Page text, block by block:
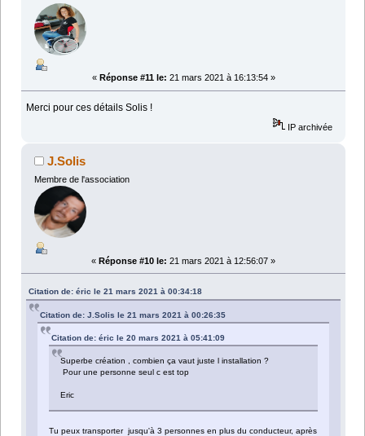
« Réponse #11 le: 21 mars 2021 à 16:13:54 »
Merci pour ces détails Solis !
IP archivée
J.Solis
Membre de l'association
« Réponse #10 le: 21 mars 2021 à 12:56:07 »
Citation de: éric le 21 mars 2021 à 00:34:18
Citation de: J.Solis le 21 mars 2021 à 00:26:35
Citation de: éric le 20 mars 2021 à 05:41:09
Superbe création , combien ça vaut juste l installation ?
Pour une personne seul c est top
Eric
Tu peux transporter jusqu'à 3 personnes en plus du conducteur, après